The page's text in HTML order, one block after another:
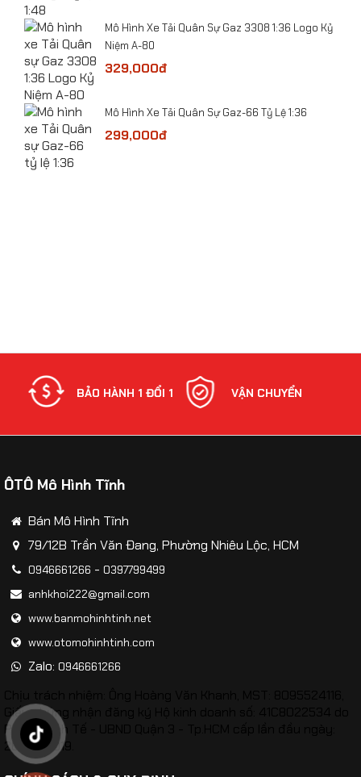
​Mô hình Máy bay Beriev A-50U Mainstay tỷ lệ
​Mô hình Máy bay Beriev A-50U Mainstay tỷ lệ
1:200
​Mô Hình Xe Tải Quân Sự Gaz 3308 1:36 Logo Kỷ
Niệm A-80
329,000đ
​Mô Hình Xe Tải Quân Sự Gaz-66 Tỷ Lệ 1:36
299,000đ
BẢO HÀNH 1 ĐỔI 1 VẬN CHUYỂN
ÔTÔ Mô Hình Tĩnh
Bán Mô Hình Tĩnh
79/12B Trần Văn Đang, Phường Nhiêu Lộc, HCM
0946661266 - 0397799499
anhkhoi222@gmail.com
www.banmohinhtinh.net
www.otomohinhtinh.com
Zalo: 0946661266
Giấy chứng nhận đăng ký Hộ kinh doanh số: 41C8022534 do
Phòng Kinh Tế - UBND Quận 3 - Tp.HCM cấp lần đầu ngày:
26/02/2019.